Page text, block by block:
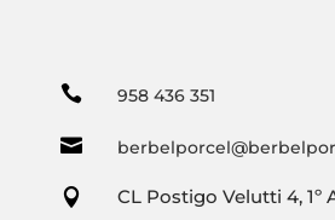
 958 436 351


CL Postigo Velutti 4, 1º